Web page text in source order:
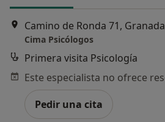
Camino de Ronda 71, Granada
Cima Psicólogos
Primera visita Psicología
Pedir una cita